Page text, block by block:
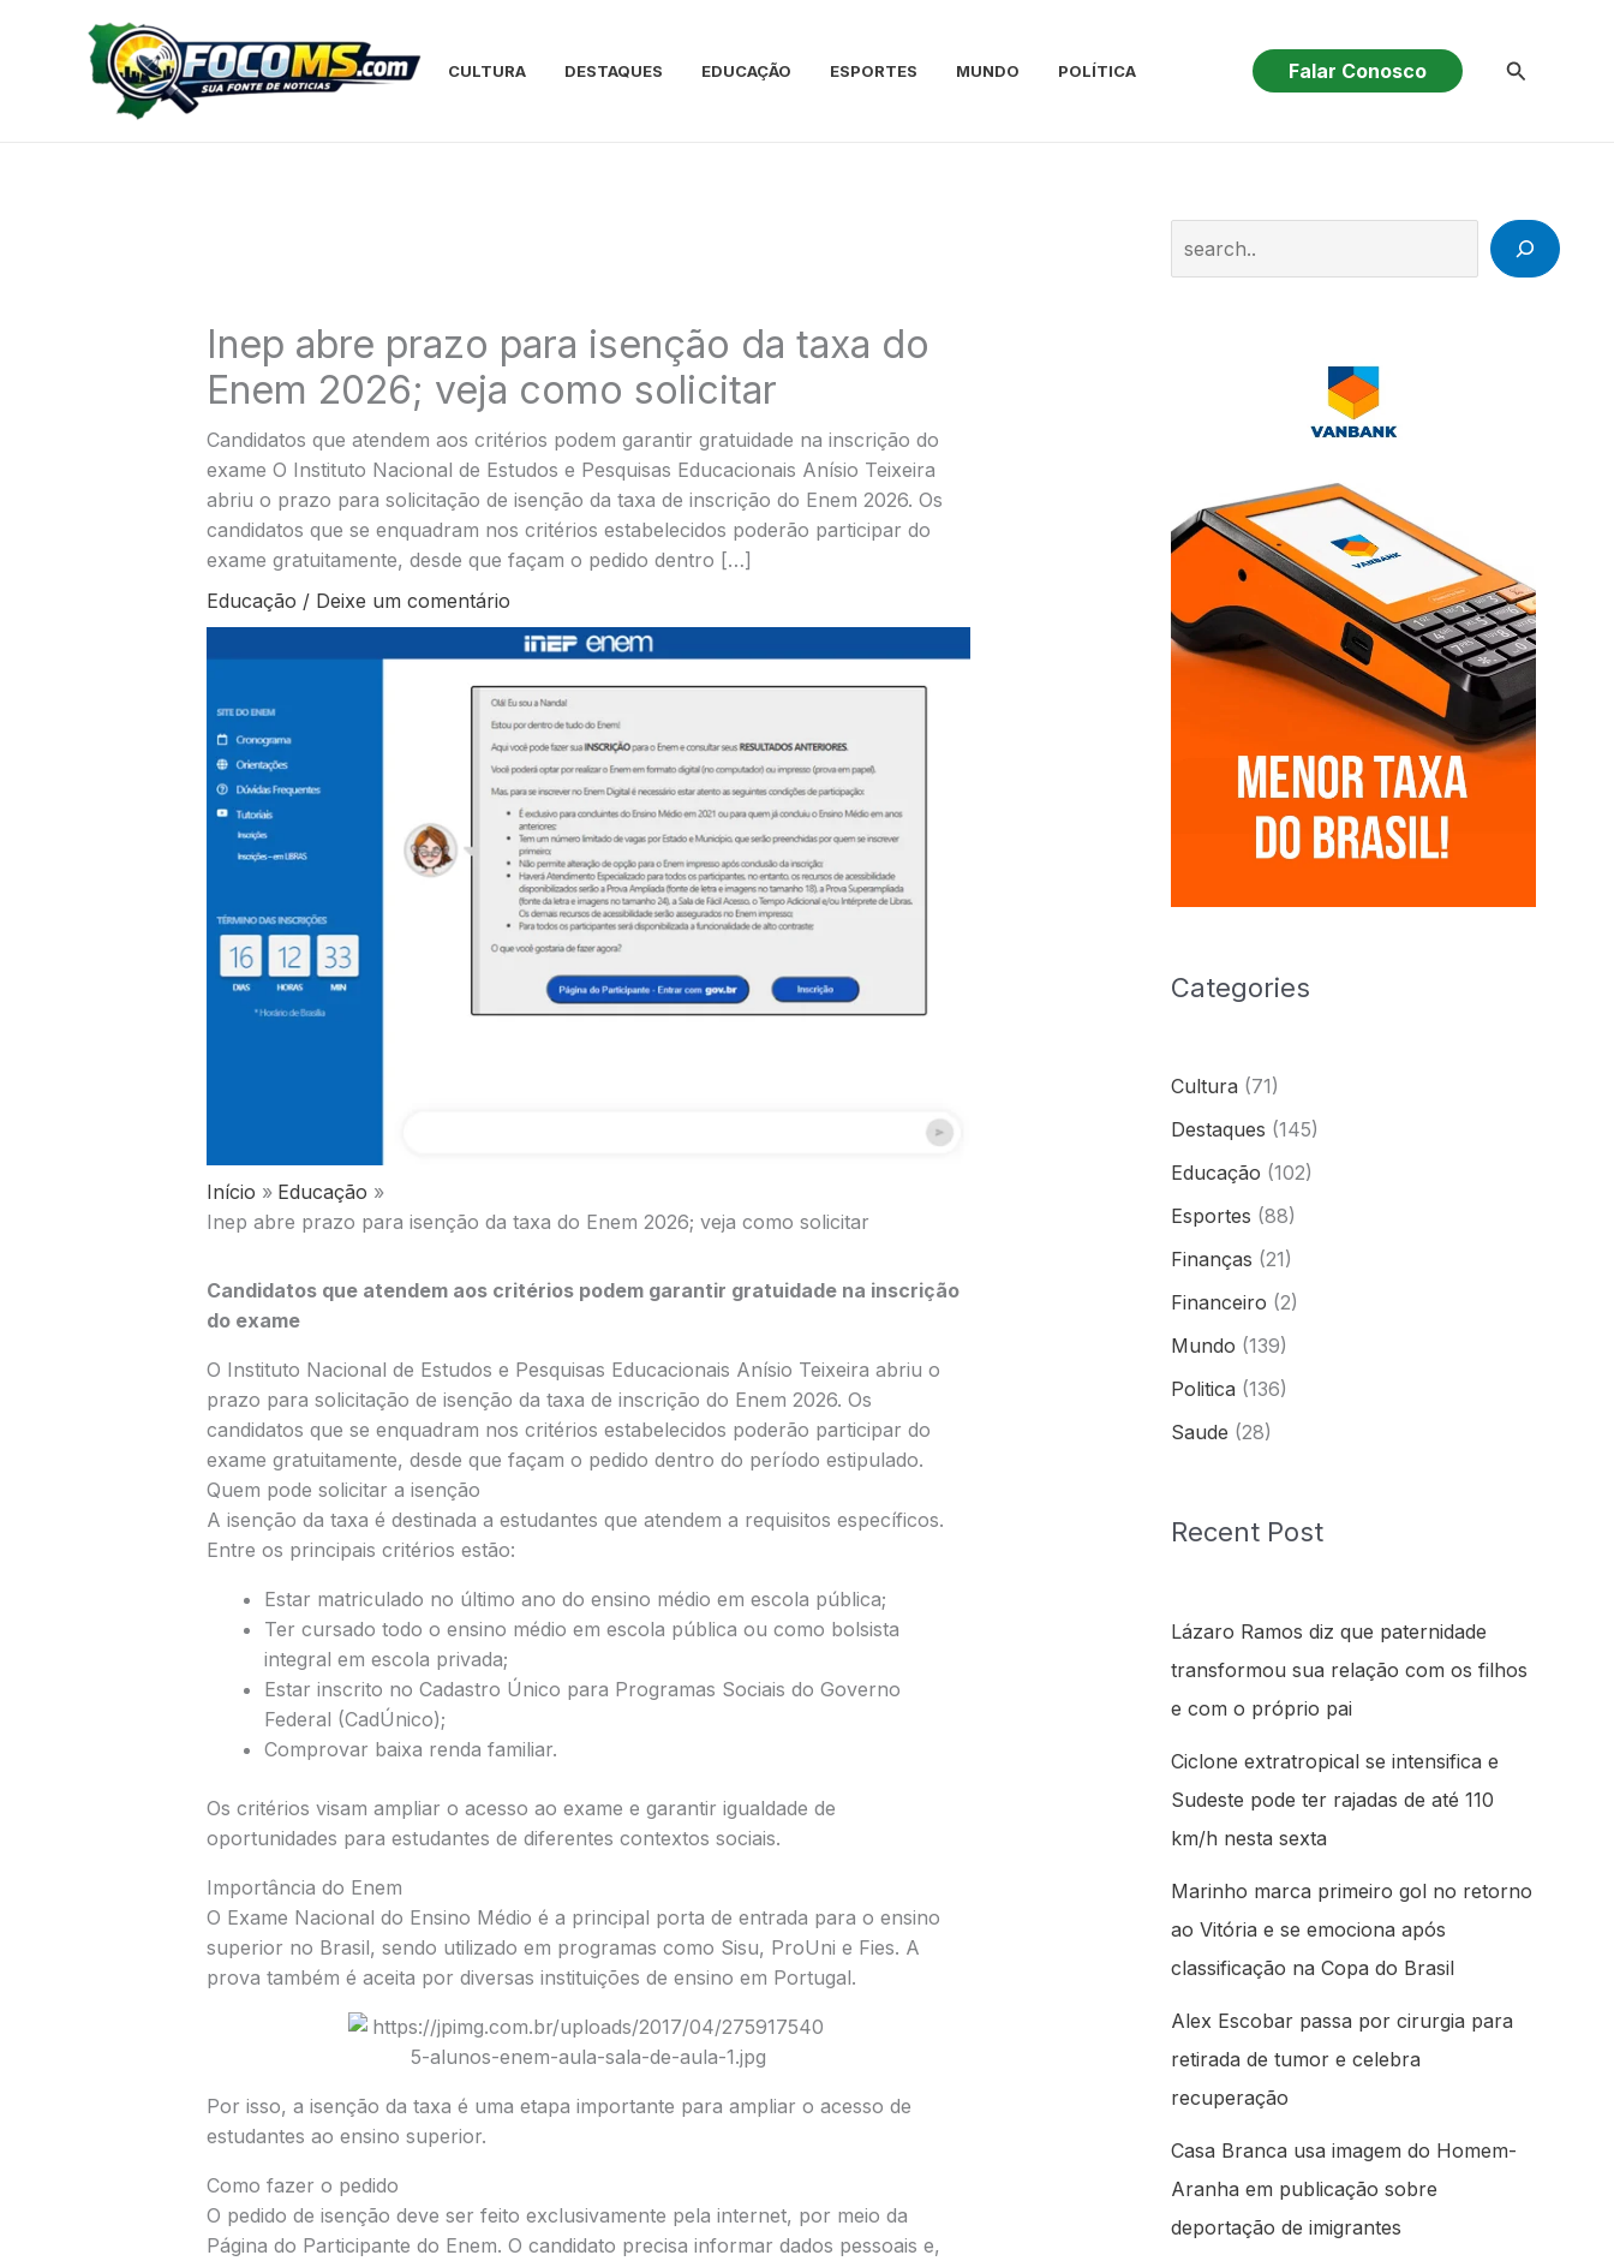
CULTURA DESTAQUES EDUCAÇÃO ESPORTES MUNDO POLÍTICA Falar Conosco Pesquisar
Inep abre prazo para isenção da taxa do
Enem 2026; veja como solicitar
Candidatos que atendem aos critérios podem garantir gratuidade na inscrição do
exame O Instituto Nacional de Estudos e Pesquisas Educacionais Anísio Teixeira
abriu o prazo para solicitação de isenção da taxa de inscrição do Enem 2026. Os
candidatos que se enquadram nos critérios estabelecidos poderão participar do
exame gratuitamente, desde que façam o pedido dentro […]
Educação / Deixe um comentário
Início
Educação
Inep abre prazo para isenção da taxa do Enem 2026; veja como solicitar
Candidatos que atendem aos critérios podem garantir gratuidade na inscrição
do exame
O Instituto Nacional de Estudos e Pesquisas Educacionais Anísio Teixeira abriu o
prazo para solicitação de isenção da taxa de inscrição do Enem 2026. Os
candidatos que se enquadram nos critérios estabelecidos poderão participar do
exame gratuitamente, desde que façam o pedido dentro do período estipulado.
Quem pode solicitar a isenção
A isenção da taxa é destinada a estudantes que atendem a requisitos específicos.
Entre os principais critérios estão:
Estar matriculado no último ano do ensino médio em escola pública;
Ter cursado todo o ensino médio em escola pública ou como bolsista
integral em escola privada;
Estar inscrito no Cadastro Único para Programas Sociais do Governo
Federal (CadÚnico);
Comprovar baixa renda familiar.
Os critérios visam ampliar o acesso ao exame e garantir igualdade de
oportunidades para estudantes de diferentes contextos sociais.
Importância do Enem
O Exame Nacional do Ensino Médio é a principal porta de entrada para o ensino
superior no Brasil, sendo utilizado em programas como Sisu, ProUni e Fies. A
prova também é aceita por diversas instituições de ensino em Portugal.
Por isso, a isenção da taxa é uma etapa importante para ampliar o acesso de
estudantes ao ensino superior.
Como fazer o pedido
O pedido de isenção deve ser feito exclusivamente pela internet, por meio da
Página do Participante do Enem. O candidato precisa informar dados pessoais e,
Categories
Cultura (71)
Destaques (145)
Educação (102)
Esportes (88)
Finanças (21)
Financeiro (2)
Mundo (139)
Politica (136)
Saude (28)
Recent Post
Lázaro Ramos diz que paternidade
transformou sua relação com os filhos
e com o próprio pai
Ciclone extratropical se intensifica e
Sudeste pode ter rajadas de até 110
km/h nesta sexta
Marinho marca primeiro gol no retorno
ao Vitória e se emociona após
classificação na Copa do Brasil
Alex Escobar passa por cirurgia para
retirada de tumor e celebra
recuperação
Casa Branca usa imagem do Homem-
Aranha em publicação sobre
deportação de imigrantes